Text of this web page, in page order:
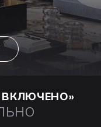
ВКЛЮЧЕНО»